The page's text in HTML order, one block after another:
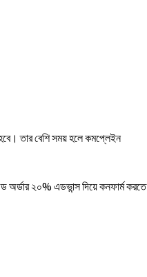
তার বেশি সময় হলে কমপ্লেইন
অর্ডার ২০% এডভান্স দিয়ে কনফার্ম করতে